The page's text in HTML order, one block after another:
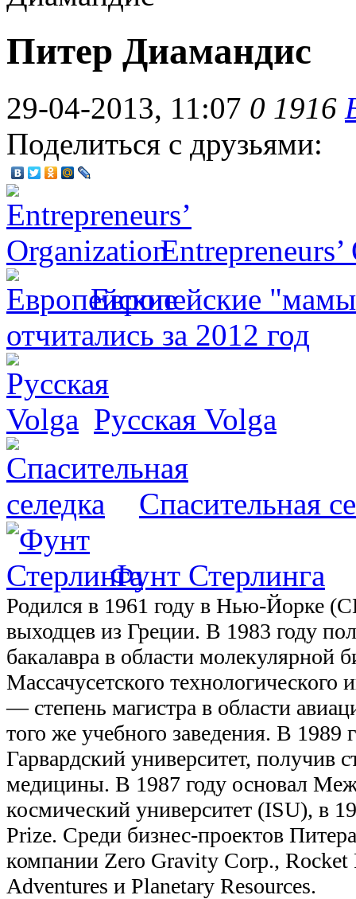
Питер Диамандис
29-04-2013, 11:07 0 1916
Поделиться с друзьями:
Европейские
отчитались за 2012 год
Русская Volga
Спасительная
Фунт Стерлинга
Родился в 1961 году в Нью-Йорке
выходцев из Греции. В 1983 году
бакалавра в области молекулярной
Массачусетского технологического
— степень магистра в области
того же учебного заведения. В 1989
Гарвардский университет, получив
медицины. В 1987 году основал
космический университет (ISU), в
Prize. Среди бизнес-проектов
компании Zero Gravity Corp., Rocket
Adventures и Planetary Resources.